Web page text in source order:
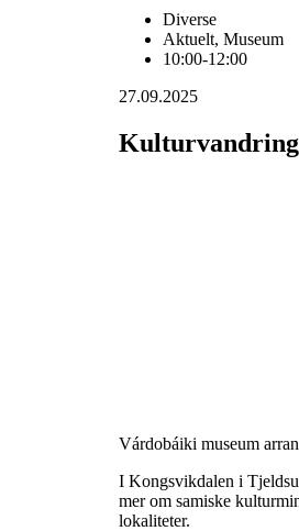
Diverse
Aktuelt, Museum
10:00-12:00
27.09.2025
Várdobáiki museum
I Kongsvikdalen i
mer om samiske
lokaliteter.